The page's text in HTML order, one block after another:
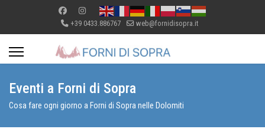
+39 0433.886767 web@fornidisopra.it
Eventi a Forni di Sopra
Cosa fare ogni giorno a Forni di Sopra nelle Dolomiti